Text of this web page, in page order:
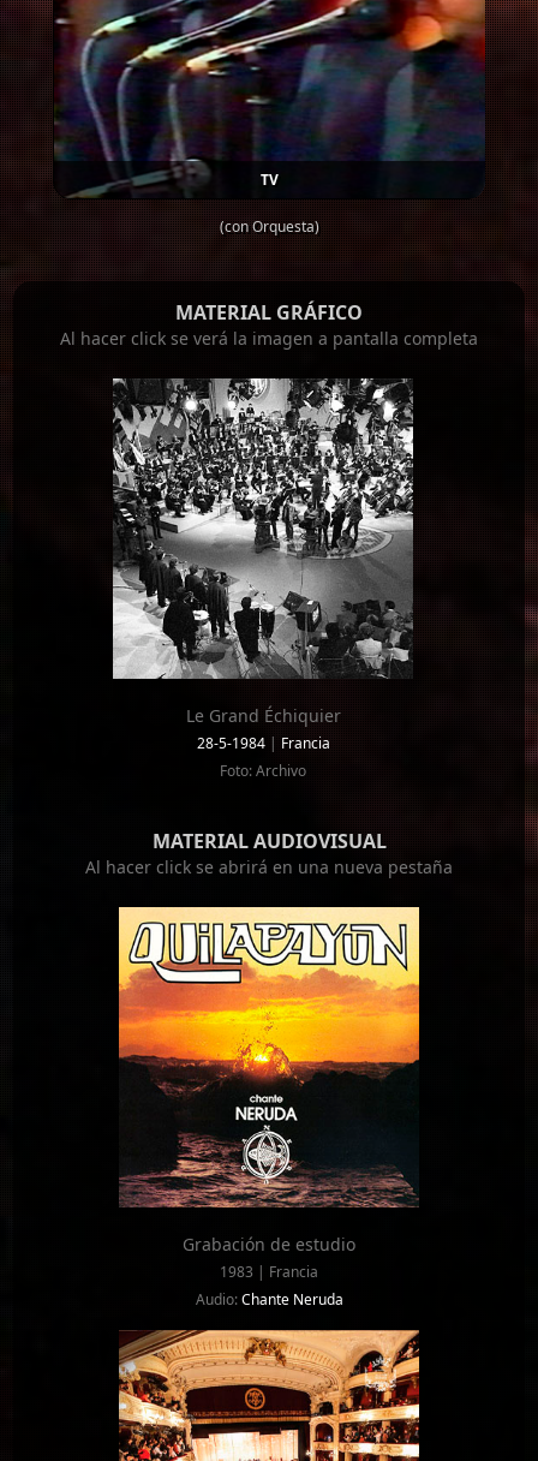
TV
(con Orquesta)
MATERIAL GRÁFICO
Al hacer click se verá la imagen a pantalla completa
Le Grand Échiquier
28-5-1984 | Francia
Foto: Archivo
MATERIAL AUDIOVISUAL
Al hacer click se abrirá en una nueva pestaña
Grabación de estudio
1983 | Francia
Audio:Chante Neruda